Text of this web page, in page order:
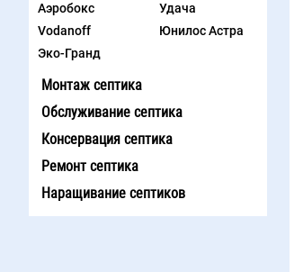
Аэробокс
Удача
Vodanoff
Юнилос Астра
Эко-Гранд
Монтаж септика
Обслуживание септика
Консервация септика
Ремонт септика
Наращивание септиков